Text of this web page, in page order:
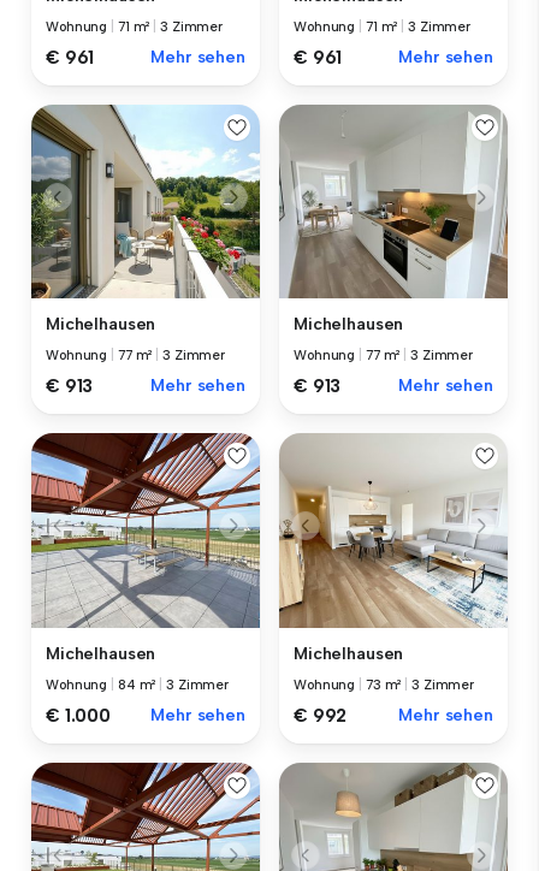
Wohnung 71 m² |3 Zimmer
€ 961 Mehr sehen
Wohnung 71 m² |3 Zimmer
€ 961 Mehr sehen
Michelhausen
Wohnung 77 m² |3 Zimmer
€ 913 Mehr sehen
Michelhausen
Wohnung 77 m² |3 Zimmer
€ 913 Mehr sehen
Michelhausen
Wohnung 84 m² |3 Zimmer
€ 1.000 Mehr sehen
Michelhausen
Wohnung 73 m² |3 Zimmer
€ 992 Mehr sehen